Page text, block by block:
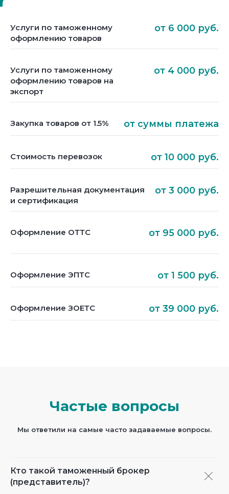
Услуги по таможенному
оформлению товаров
от 6 000 руб.
Услуги по таможенному
оформлению товаров на
экспорт
от 4 000 руб.
Закупка товаров от 1.5% от суммы платежа
Стоимость перевозок от 10 000 руб.
Разрешительная документация
и сертификация
от 3 000 руб.
Оформление ОТТС от 95 000 руб.
Оформление ЭПТС от 1 500 руб.
Оформление ЗОЕТС от 39 000 руб.
Частые вопросы
Мы ответили на самые часто задаваемые вопросы.
Кто такой таможенный брокер
(представитель)?